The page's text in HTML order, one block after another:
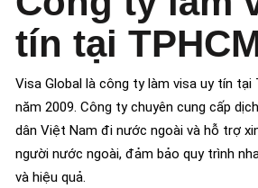
tín tại
Visa Global là công ty làm visa uy tín
năm 2009. Công ty chuyên cung cấp
dân Việt Nam đi nước ngoài và hỗ trợ
người nước ngoài, đảm bảo quy trình
và hiệu quả.